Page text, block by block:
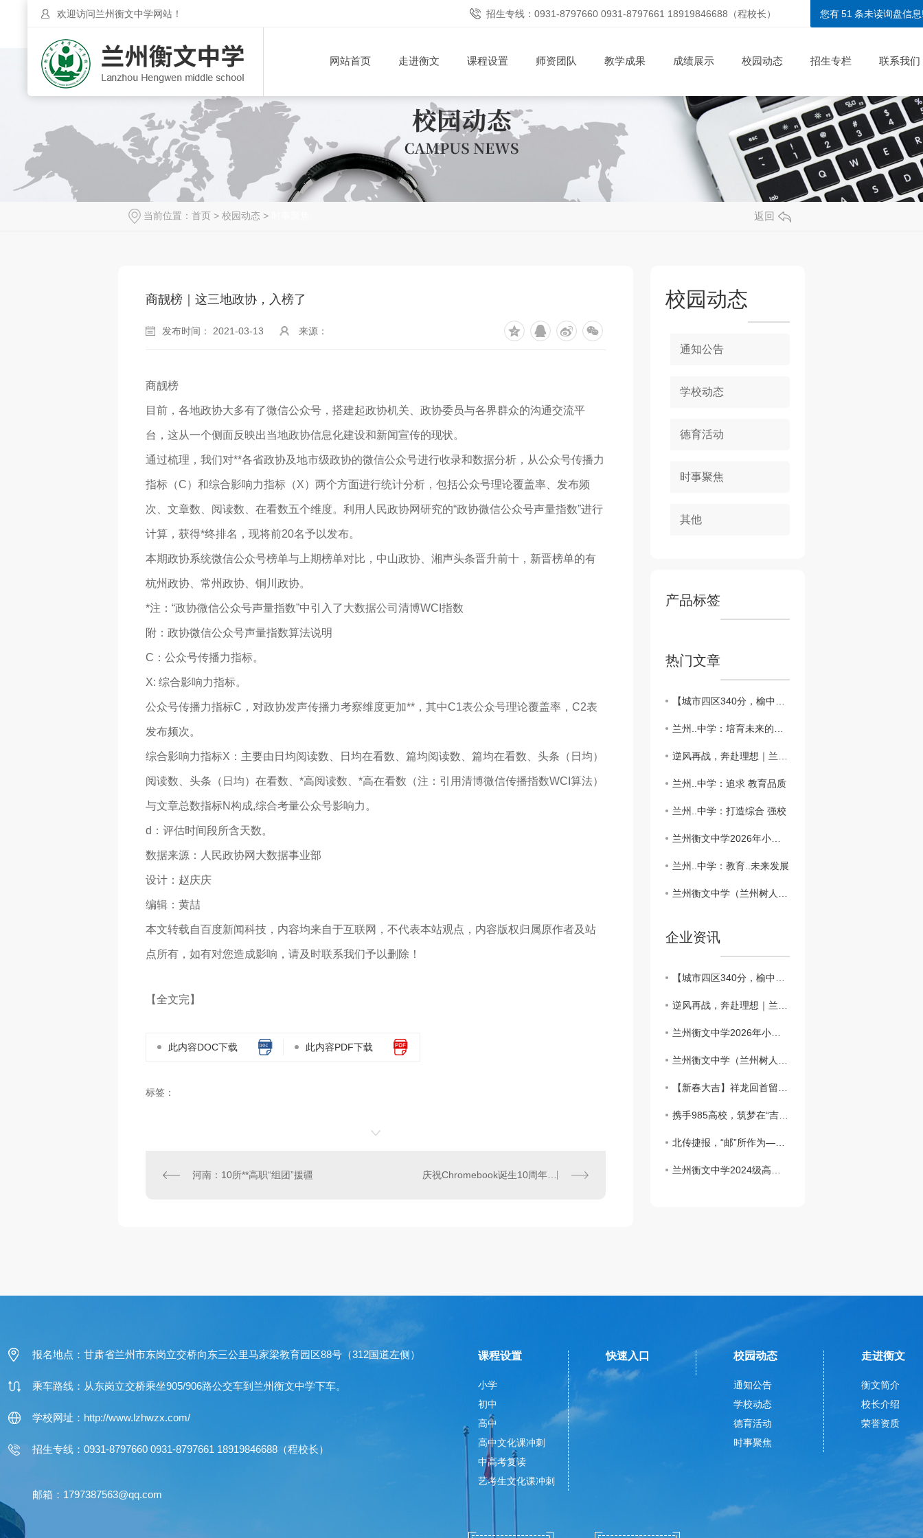
欢迎访问兰州衡文中学网站！ 您有51 条未读询盘信
招生专线：0931-8797660 0931-8797661 18919846688（程校长）
网站首页 走进衡文 课程设置 师资团队 教学成果 成绩展示 校园动态 招生专栏 联系我们
当前位置： 首页 > 校园动态 > 返回
商靓榜｜这三地政协，入榜了
发布时间： 2021-03-13 来源：
商靓榜
目前，各地政协大多有了微信公众号，搭建起政协机关、政协委员与各界群众的沟通交流平
台，这从一个侧面反映出当地政协信息化建设和新闻宣传的现状。
通过梳理，我们对**各省政协及地市级政协的微信公众号进行收录和数据分析，从公众号传播力
指标（C）和综合影响力指标（X）两个方面进行统计分析，包括公众号理论覆盖率、发布频
次、文章数、阅读数、在看数五个维度。利用人民政协网研究的“政协微信公众号声量指数”进行
计算，获得*终排名，现将前20名予以发布。
本期政协系统微信公众号榜单与上期榜单对比，中山政协、湘声头条晋升前十，新晋榜单的有
杭州政协、常州政协、铜川政协。
*注：“政协微信公众号声量指数”中引入了大数据公司清博WCI指数
附：政协微信公众号声量指数算法说明
C：公众号传播力指标。
X: 综合影响力指标。
公众号传播力指标C，对政协发声传播力考察维度更加**，其中C1表公众号理论覆盖率，C2表
发布频次。
综合影响力指标X：主要由日均阅读数、日均在看数、篇均阅读数、篇均在看数、头条（日均）
阅读数、头条（日均）在看数、*高阅读数、*高在看数（注：引用清博微信传播指数WCI算法）
与文章总数指标N构成,综合考量公众号影响力。
d：评估时间段所含天数。
数据来源：人民政协网大数据事业部
设计：赵庆庆
编辑：黄喆
本文转载自百度新闻科技，内容均来自于互联网，不代表本站观点，内容版权归属原作者及站
点所有，如有对您造成影响，请及时联系我们予以删除！
【全文完】
此内容DOC下载 此内容PDF下载
标签：
河南：10所**高职“组团”援疆 庆祝Chromebook诞生10周年 谷歌为Chrome OS推诸多新功能
校园动态
通知公告
学校动态
德育活动
时事聚焦
其他
产品标签
热门文章
【城市四区340分，榆中321分征集】兰州衡文中学新高一征集志愿公告，多重学费减免同步上线，名额有限速抢！
兰州..中学：培育未来的摇篮
逆风再战，奔赴理想｜兰州衡文中学2027届中高考复读班，各年级火热招生中！
兰州..中学：追求 教育品质
兰州..中学：打造综合 强校
兰州衡文中学2026年小升初补录公告
兰州..中学：教育..未来发展
兰州衡文中学（兰州树人中学教育集团）关于2026年小升初5月19日—21日网络报名的重要通告
企业资讯
【城市四区340分，榆中321分征集】兰州衡文中学新高一征集志愿公告，多重学费减免同步上线，名额有限速抢！
逆风再战，奔赴理想｜兰州衡文中学2027届中高考复读班，各年级火热招生中！
兰州衡文中学2026年小升初补录公告
兰州衡文中学（兰州树人中学教育集团）关于2026年小升初5月19日—21日网络报名的重要通告
【新春大吉】祥龙回首留胜景，金蛇起舞贺新程——兰州衡文中学给您拜年啦！祝您新春愉快，阖家幸福！
携手985高校，筑梦在“吉”刻——吉林大学授予兰州衡文中学“..生源基地”荣誉牌匾
北传捷报，“邮”所作为——北京邮电大学“..生源基地”签约授牌仪式在兰州衡文中学隆重举行！
兰州衡文中学2024级高一新生..次征集志愿录取名单榜示
报名地点：甘肃省兰州市东岗立交桥向东三公里马家梁教育园区88号（312国道左侧）
乘车路线：从东岗立交桥乘坐905/906路公交车到兰州衡文中学下车。
学校网址：http://www.lzhwzx.com/
招生专线：0931-8797660 0931-8797661 18919846688（程校长）
邮箱：1797387563@qq.com
课程设置
小学
初中
高中
高中文化课冲刺
中高考复读
艺考生文化课冲刺
快速入口 校园动态
通知公告
学校动态
德育活动
时事聚焦
走进衡文
衡文简介
校长介绍
荣誉资质